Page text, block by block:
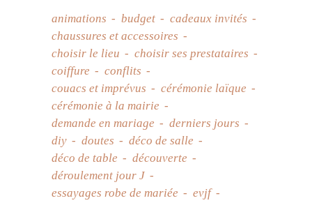
animations budget
cadeaux invités
chaussures et accessoires
choisir le lieu
choisir ses prestataires
coiffure
conflits
couacs et imprévus
cérémonie laïque
cérémonie à la mairie
demande en mariage
derniers jours
diy
doutes
déco de salle
déco de table
découverte
déroulement jour J
essayages robe de mariée
evjf